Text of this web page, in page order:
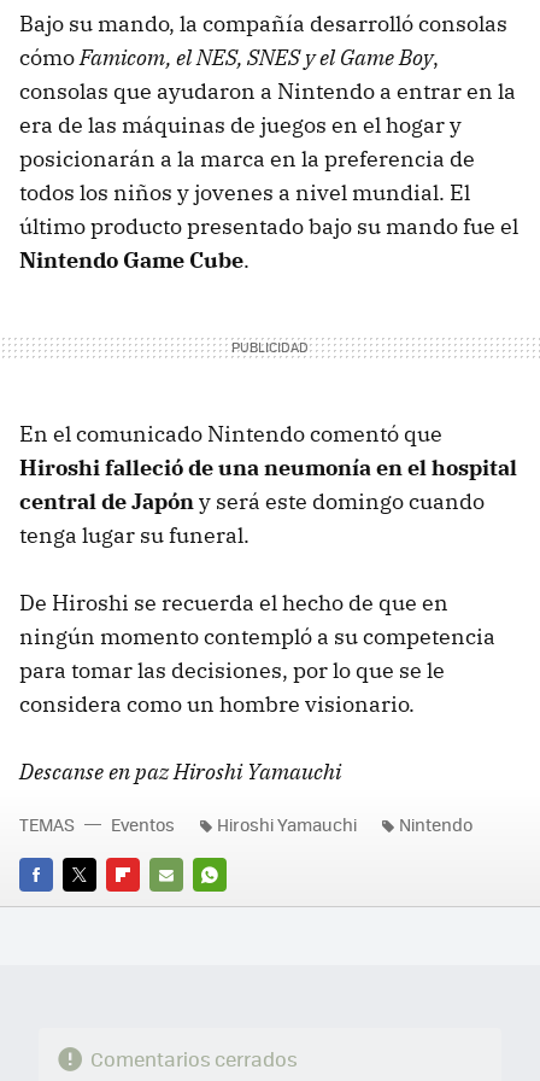
Bajo su mando, la compañía desarrolló consolas
cómoFamicom, el NES, SNES y el Game Boy,
consolas que ayudaron a Nintendo a entrar en la
era de las máquinas de juegos en el hogar y
posicionarán a la marca en la preferencia de
todos los niños y jovenes a nivel mundial. El
último producto presentado bajo su mando fue el
Nintendo Game Cube.
En el comunicado Nintendo comentó que
Hiroshi falleció de una neumonía en el hospital
central de Japóny será este domingo cuando
tenga lugar su funeral.
De Hiroshi se recuerda el hecho de que en
ningún momento contempló a su competencia
para tomar las decisiones, por lo que se le
considera como un hombre visionario.
Descanse en paz Hiroshi Yamauchi
FACEBOOK
TWITTERFLIPBOARD
E-
WHATSAPP
TEMAS Eventos Hiroshi Yamauchi Nintendo
Comentarios cerrados